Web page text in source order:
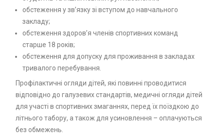
обстеження у зв’язку зі вступом до навчального
закладу;
обстеження здоров’я членів спортивних команд
старше 18 років;
обстеження для допуску для проживання в закладах
тривалого перебування.
Профілактичні огляди дітей, які повинні проводитися
відповідно до галузевих стандартів, медичні огляди дітей
для участі в спортивних змаганнях, перед їх поїздкою до
літнього табору, а також для усиновлення – оплачуються
без обмежень.